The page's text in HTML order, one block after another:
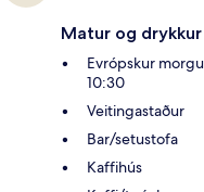
Matur og drykkur
Evrópskur
10:30
Veitingastaður
Bar/setustofa
Kaffihús